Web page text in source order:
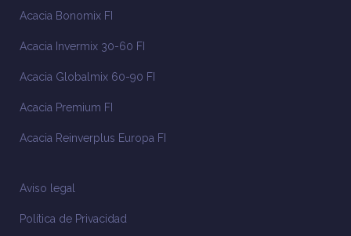
Acacia Bonomix FI
Acacia Invermix 30-60 FI
Acacia Globalmix 60-90 FI
Acacia Premium FI
Acacia Reinverplus Europa FI
Aviso legal
Política de Privacidad